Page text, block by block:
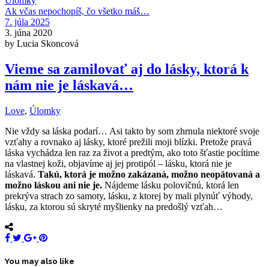
Ak včas nepochopíš, čo všetko máš…
7. júla 2025
3. júna 2020
by Lucia Skoncová
Vieme sa zamilovať aj do lásky, ktorá k
nám nie je láskavá…
Love, Úlomky
Nie vždy sa láska podarí… Asi takto by som zhrnula niektoré svoje
vzťahy a rovnako aj lásky, ktoré prežili moji blízki. Pretože pravá
láska vychádza len raz za život a predtým, ako toto šťastie pocítime
na vlastnej koži, objavíme aj jej protipól – lásku, ktorá nie je
láskavá. Takú, ktorá je možno zakázaná, možno neopätovaná a
možno láskou ani nie je. Nájdeme lásku polovičnú, ktorá len
prekrýva strach zo samoty, lásku, z ktorej by mali plynúť výhody,
lásku, za ktorou sú skryté myšlienky na predošlý vzťah…
You may also like